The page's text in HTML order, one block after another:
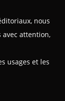
nous
avec attention,
usages et les